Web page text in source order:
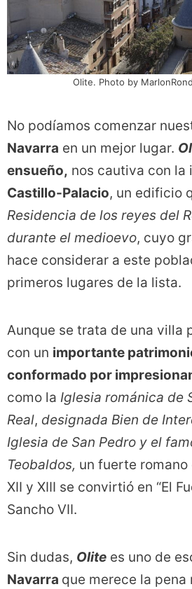
Olite. Photo by
No podíamos comenzar
Navarra en un mejor lugar.
ensueño, nos cautiva con la
Castillo-Palacio, un edificio
Residencia de los reyes del
durante el medioevo, cuyo
hace considerar a este
primeros lugares de la lista.
Aunque se trata de una villa
con un importante
conformado por
como la Iglesia románica de
Real, designada Bien de
Iglesia de San Pedro y el
Teobaldos, un fuerte
XII y XIII se convirtió en “El
Sancho VII.
Sin dudas, Olite es uno de
Navarra que merece la pena